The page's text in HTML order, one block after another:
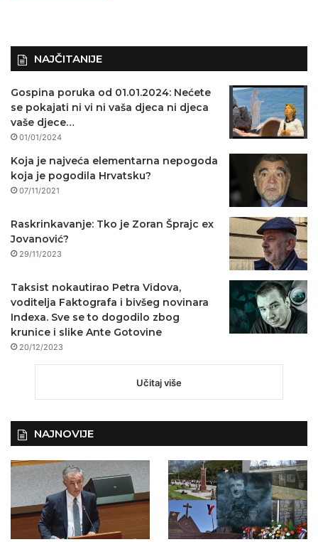
NAJČITANIJE
Gospina poruka od 01.01.2024: Nećete
se pokajati ni vi ni vaša djeca ni djeca
vaše djece…
01/01/2024
Koja je najveća elementarna nepogoda
koja je pogodila Hrvatsku?
07/11/2021
Raskrinkavanje: Tko je Zoran Šprajc ex
Jovanović?
29/11/2023
Taksist nokautirao Petra Vidova,
voditelja Faktografa i bivšeg novinara
Indexa. Sve se to dogodilo zbog
krunice i slike Ante Gotovine
20/12/2023
Učitaj više
NAJNOVIJE